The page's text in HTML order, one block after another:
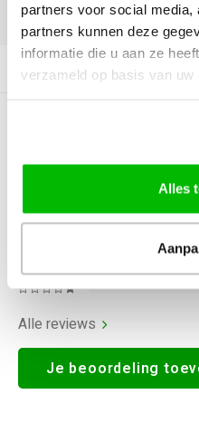
partners voor social
partners kunnen deze
informatie die u aan ze
verzameld op basis van uw
Alles
DELEN:
Productomschrijving
Alle reviews
Je beoordeling